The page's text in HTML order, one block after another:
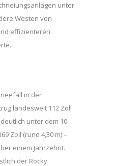
unter
Westen von
effizienteren
in der
landesweit 112 Zoll
unter dem 10-
Zoll (rund 4,30 m) –
einem Jahrzehnt.
der Rocky